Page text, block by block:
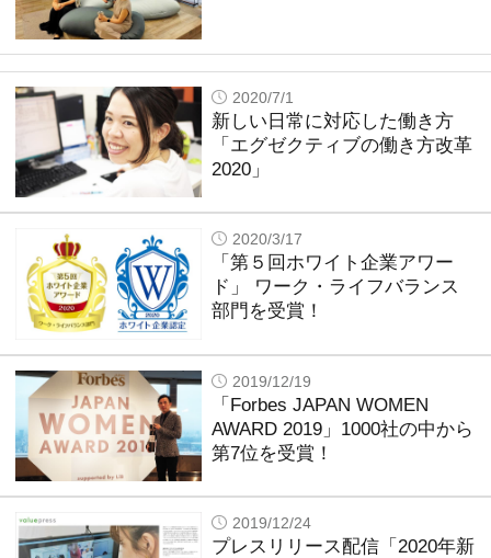
2020/7/1
新しい日常に対応した働き方
「エグゼクティブの働き方改革
2020」
2020/3/17
「第５回ホワイト企業アワー
ド」 ワーク・ライフバランス
部門を受賞！
2019/12/19
「Forbes JAPAN WOMEN
AWARD 2019」1000社の中から
第7位を受賞！
2019/12/24
プレスリリース配信「2020年新